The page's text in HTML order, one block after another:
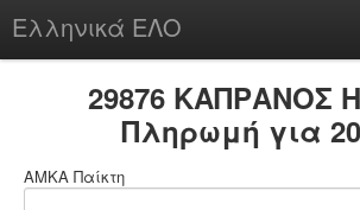
Ελληνικά ΕΛΟ
chesstu.be @ discord
29876 ΚΑΠΡΑΝΟΣ
Πληρωμή για
ΑΜΚΑ Παίκτη